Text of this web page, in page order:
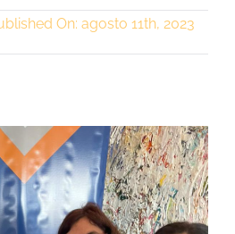
On: agosto 11th, 2023